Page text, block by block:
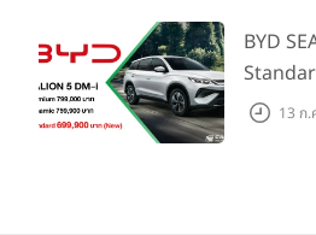
แรก)
BYD
คาดการ
13 ก.